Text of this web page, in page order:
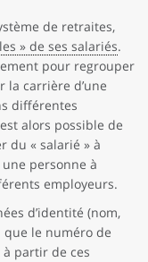
de retraites,
» de ses salariés.
pour regrouper
carrière d’une
différentes
alors possible de
du « salarié » à
personne à
employeurs.
d’identité (nom,
que le numéro de
à partir de ces